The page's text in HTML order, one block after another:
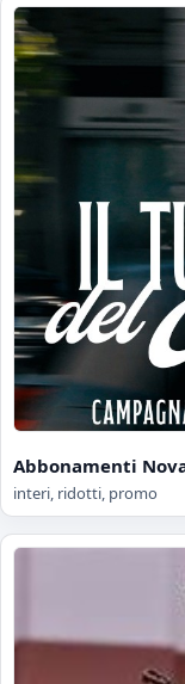
Abbonamenti
interi, ridotti, promo